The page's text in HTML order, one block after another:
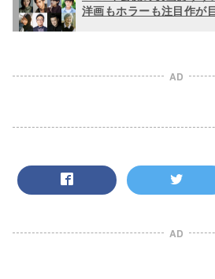
洋画もホラーも注目作が
AD
AD